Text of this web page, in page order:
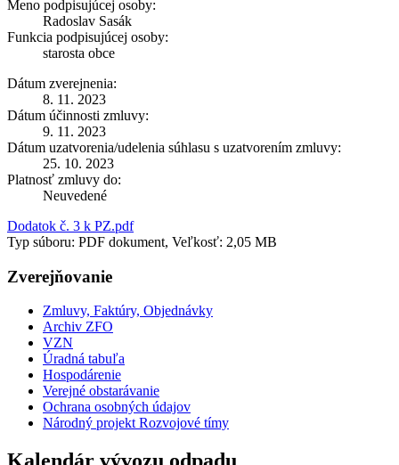
Meno podpisujúcej osoby:
Radoslav Sasák
Funkcia podpisujúcej osoby:
starosta obce
Dátum zverejnenia:
8. 11. 2023
Dátum účinnosti zmluvy:
9. 11. 2023
Dátum uzatvorenia/udelenia súhlasu s uzatvorením zmluvy:
25. 10. 2023
Platnosť zmluvy do:
Neuvedené
Dodatok č. 3 k PZ.pdf
Typ súboru: PDF dokument, Veľkosť: 2,05 MB
Zverejňovanie
Zmluvy, Faktúry, Objednávky
Archiv ZFO
VZN
Úradná tabuľa
Hospodárenie
Verejné obstarávanie
Ochrana osobných údajov
Národný projekt Rozvojové tímy